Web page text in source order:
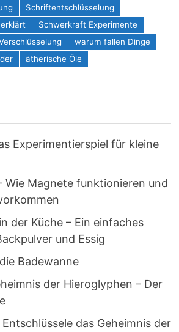
Schriftentschlüsselung
Schwerkraft Experimente
warum fallen Dinge
ätherische Öle
Experimentierspiel für kleine
Wie Magnete funktionieren und
der Küche – Ein einfaches
und Essig
Badewanne
der Hieroglyphen – Der
das Geheimnis der